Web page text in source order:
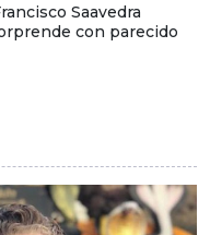
Saavedra
con parecido